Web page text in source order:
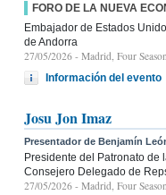
FORO DE LA NUEVA
Embajador de Estados
de Andorra
27/05/2026 - Madrid, Four
Información del evento
Josu Jon Imaz
Presentador de Benjamín
Presidente del Patronato de
Consejero Delegado de
27/05/2026 - Madrid, Four